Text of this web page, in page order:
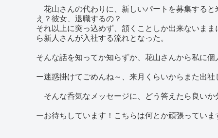
花山さんの代わりに、新しいパートを募集すると
え？彼女、退職するの？
それ以上に突っ込めず、頷くことしか出来ないま
ら新人さんが入社する流れとなった。
そんな話を知ってか知らずか、花山さんから私に個
ー迷惑掛けてごめんね～、来月くらいからまた出
そんな呑気なメッセージに、どう答えたら良いか
ーお待ちしています！こちらは何とか頑張っていま